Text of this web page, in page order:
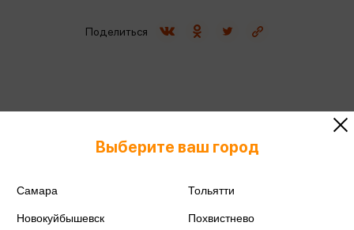
Поделиться
Выберите ваш город
Самара Тольятти
Новокуйбышевск Похвистнево